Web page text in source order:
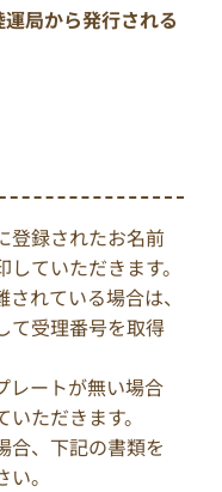
局から発行される
登録されたお名前
ていただきます。
れている場合は、
て受理番号を取得
レートが無い場合
ただきます。
、下記の書類を
。